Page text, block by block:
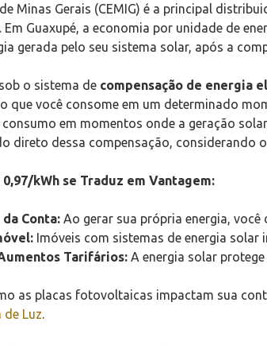
Minas Gerais (CEMIG) é a principal
Guaxupé, a economia por unidade de
gerada pelo seu sistema solar, após a
o sistema de compensação de energia
que você consome em um determinado
em momentos onde a geração
direto dessa compensação, considerando
0,97/kWh se Traduz em Vantagem:
Conta: Ao gerar sua própria energia,
Imóveis com sistemas de energia solar
Tarifários: A energia solar
as placas fotovoltaicas impactam sua
de Luz